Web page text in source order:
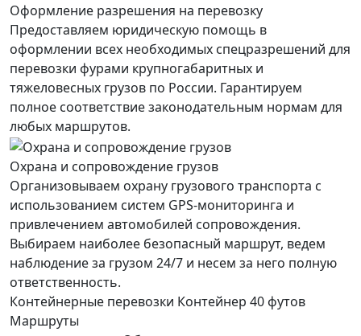
Оформление разрешения на перевозку
Предоставляем юридическую помощь в
оформлении всех необходимых спецразрешений для
перевозки фурами крупногабаритных и
тяжеловесных грузов по России. Гарантируем
полное соответствие законодательным нормам для
любых маршрутов.
Охрана и сопровождение грузов
Организовываем охрану грузового транспорта с
использованием систем GPS-мониторинга и
привлечением автомобилей сопровождения.
Выбираем наиболее безопасный маршрут, ведем
наблюдение за грузом 24/7 и несем за него полную
ответственность.
Контейнерные перевозки Контейнер 40 футов
Маршруты